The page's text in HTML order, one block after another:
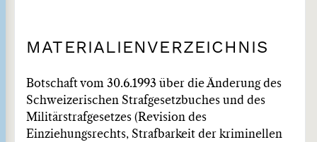
MATERIALIENVERZEICHNIS
Botschaft vom 30.6.1993 über die Änderung des
Schweizerischen Strafgesetzbuches und des
Militärstrafgesetzes (Revision des
Einziehungsrechts, Strafbarkeit der kriminellen